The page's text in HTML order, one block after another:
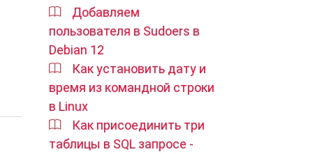
Добавляем
пользователя в Sudoers в
Debian 12
Как установить дату и
время из командной строки
в Linux
Как присоединить три
таблицы в SQL запросе -